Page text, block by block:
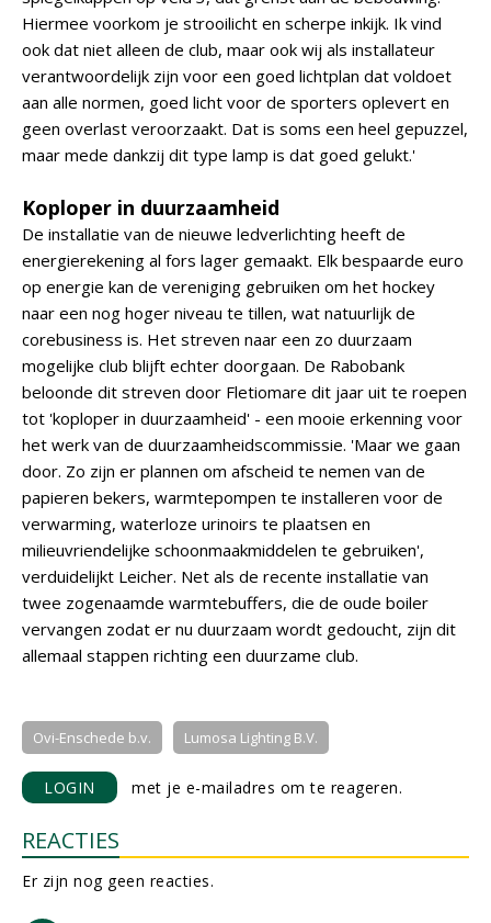
Hiermee voorkom je strooilicht en scherpe inkijk. Ik vind
ook dat niet alleen de club, maar ook wij als installateur
verantwoordelijk zijn voor een goed lichtplan dat voldoet
aan alle normen, goed licht voor de sporters oplevert en
geen overlast veroorzaakt. Dat is soms een heel gepuzzel,
maar mede dankzij dit type lamp is dat goed gelukt.'
Koploper in duurzaamheid
De installatie van de nieuwe ledverlichting heeft de
energierekening al fors lager gemaakt. Elk bespaarde euro
op energie kan de vereniging gebruiken om het hockey
naar een nog hoger niveau te tillen, wat natuurlijk de
corebusiness is. Het streven naar een zo duurzaam
mogelijke club blijft echter doorgaan. De Rabobank
beloonde dit streven door Fletiomare dit jaar uit te roepen
tot 'koploper in duurzaamheid' - een mooie erkenning voor
het werk van de duurzaamheidscommissie. 'Maar we gaan
door. Zo zijn er plannen om afscheid te nemen van de
papieren bekers, warmtepompen te installeren voor de
verwarming, waterloze urinoirs te plaatsen en
milieuvriendelijke schoonmaakmiddelen te gebruiken',
verduidelijkt Leicher. Net als de recente installatie van
twee zogenaamde warmtebuffers, die de oude boiler
vervangen zodat er nu duurzaam wordt gedoucht, zijn dit
allemaal stappen richting een duurzame club.
Ovi-Enschede b.v. Lumosa Lighting B.V.
LOGIN met je e-mailadres om te reageren.
REACTIES
Er zijn nog geen reacties.